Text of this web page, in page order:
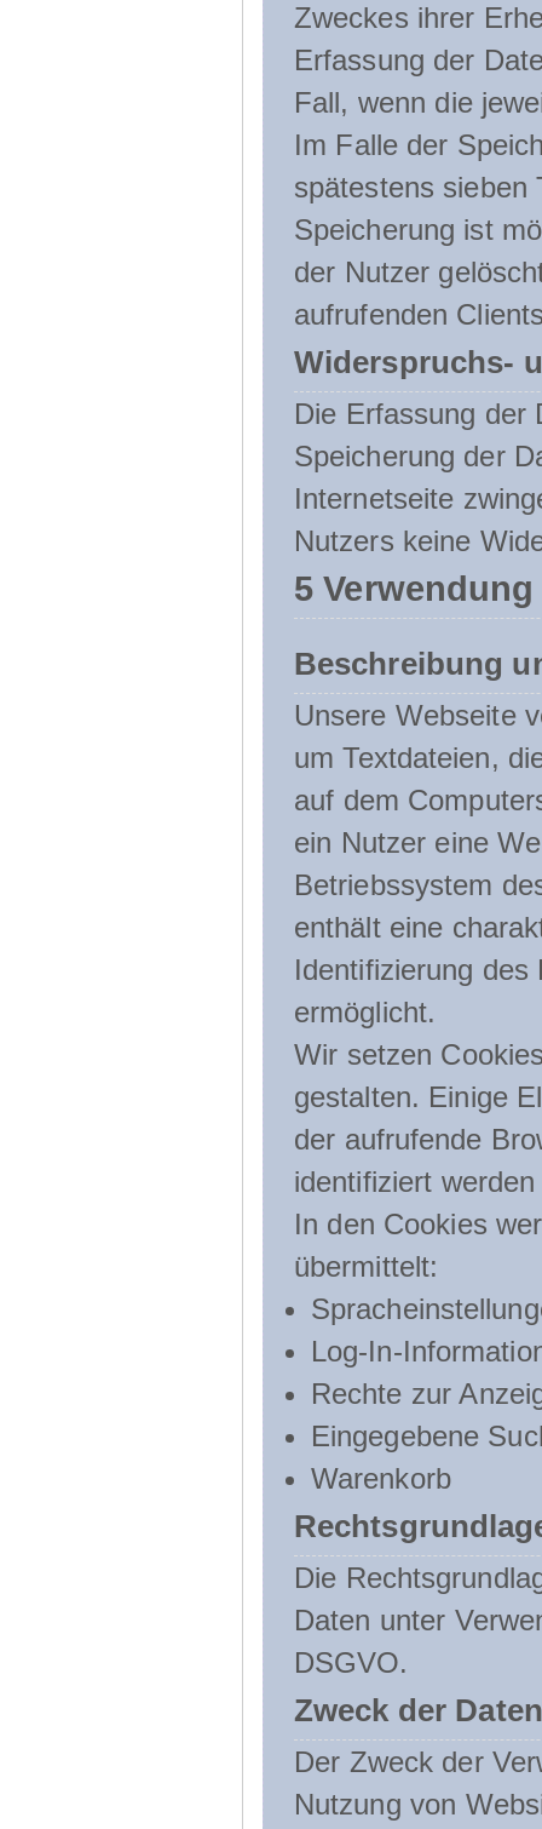
Zweckes ihrer
Erfassung der
Fall, wenn die
Im Falle der
spätestens sieben
Speicherung ist
der Nutzer
aufrufenden
Widerspruchs-
Die Erfassung der
Speicherung der
Internetseite
Nutzers keine
5
Beschreibung
Unsere Webseite
um Textdateien,
auf dem
ein Nutzer eine
Betriebssystem
enthält eine
Identifizierung
ermöglicht.
Wir setzen
gestalten. Einige
der aufrufende
identifiziert
In den Cookies
übermittelt:
Log-In-
Rechte zur
Eingegebene
Warenkorb
Die
Daten unter
DSGVO.
Zweck der
Der Zweck der
Nutzung von